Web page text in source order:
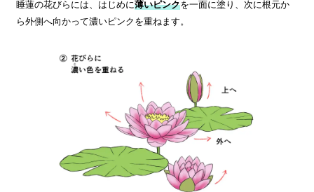
睡蓮の花びらには、はじめに薄いピンクを一面に塗り、次に根元か
ら外側へ向かって濃いピンクを重ねます。